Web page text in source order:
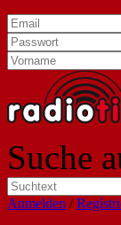
Suche
Anmelden /